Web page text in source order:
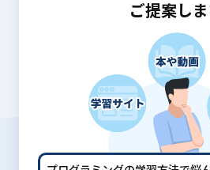
ご提案し